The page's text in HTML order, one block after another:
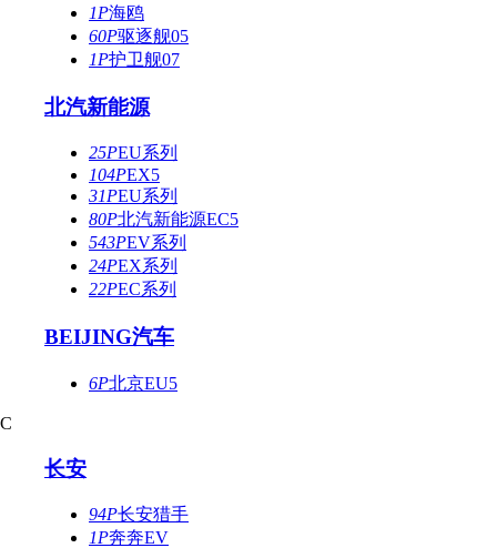
1P海鸥
60P驱逐舰05
1P护卫舰07
北汽新能源
25PEU系列
104PEX5
31PEU系列
80P北汽新能源EC5
543PEV系列
24PEX系列
22PEC系列
BEIJING汽车
6P北京EU5
C
长安
94P长安猎手
1P奔奔EV